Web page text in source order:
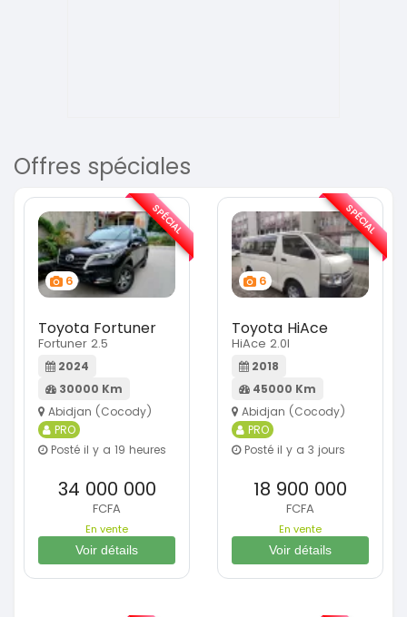
Offres spéciales
6
Toyota Fortuner
Fortuner 2.5
2024
30000 Km
Abidjan (Cocody)
PRO
Posté il y a 19 heures
34 000 000
FCFA
En vente
Voir détails
SPÉCIAL
6
Toyota HiAce
HiAce 2.0l
2018
45000 Km
Abidjan (Cocody)
PRO
Posté il y a 3 jours
18 900 000
FCFA
En vente
Voir détails
SPÉCIAL